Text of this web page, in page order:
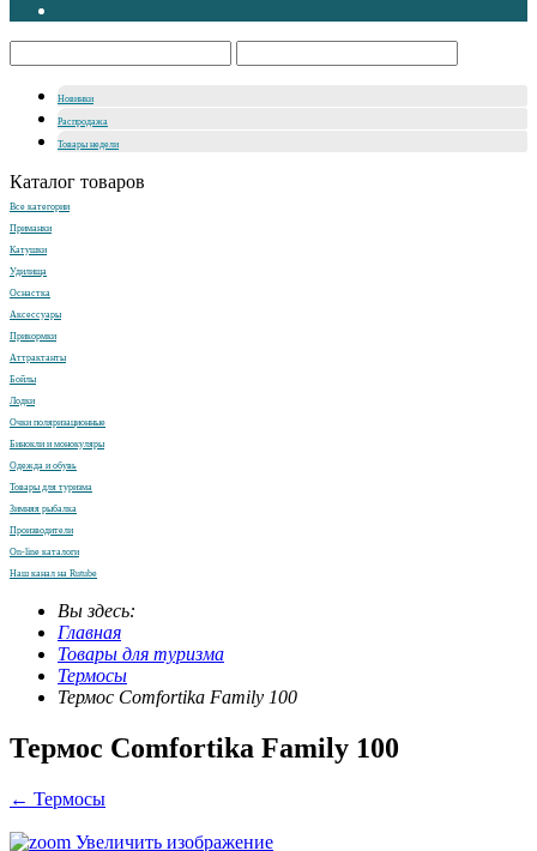
Новинки
Распродажа
Товары недели
Каталог товаров
Все категории
Приманки
Катушки
Удилища
Оснастка
Аксессуары
Прикормки
Аттрактанты
Бойлы
Лодки
Очки поляризационные
Бинокли и монокуляры
Одежда и обувь
Товары для туризма
Зимняя рыбалка
Производители
On-line каталоги
Наш канал на Rutube
Вы здесь:
Главная
Товары для туризма
Термосы
Термос Comfortika Family 100
Термос Comfortika Family 100
← Термосы
Увеличить изображение